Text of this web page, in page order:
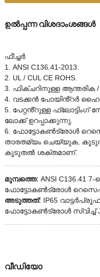
ഉൽപ്പന്ന വിശദാംശങ്ങൾ
ഫീച്ചർ
1. ANSI C136.41-2013.
2. UL / CUL CE ROHS.
3. ഫിക്‌ചറിനുള്ള ആന്തരിക
4. വടക്കൻ പോയിൻ്റർ
5. പേറ്റൻ്റുള്ള ഫ്ലോട്ടിംഗ്
ലോക്ക് ഉറപ്പാക്കുന്നു.
6. ഫോട്ടോകൺട്രോൾ
താരതമ്യം ചെയ്യുക,
കൂടുതൽ ശക്തമാണ്.
മുമ്പത്തെ: ANSI C136.41
ഫോട്ടോകൺട്രോൾ
അടുത്തത്: IP65
ഫോട്ടോകൺട്രോൾ സ്വിച്ച്
വീഡിയോ